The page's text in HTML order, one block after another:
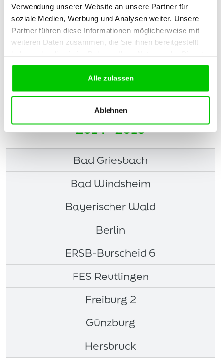
Verwendung unserer Website an unsere Partner für
soziale Medien, Werbung und Analysen weiter. Unsere
Partner führen diese Informationen möglicherweise mit
weiteren Daten zusammen, die Sie ihnen bereitgestellt
gesammelt haben.
Alle zulassen
Ablehnen
Spalatin-Schule Spalt
Südliche-Weinstraße
Wilhelm-Hartschen-Schule Solingen
Überlingen
2014 - 2016
Bad Griesbach
Bad Windsheim
Bayerischer Wald
Berlin
ERSB-Burscheid 6
FES Reutlingen
Freiburg 2
Günzburg
Hersbruck